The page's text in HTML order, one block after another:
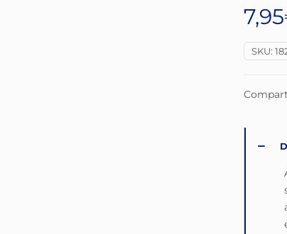
7,95
SKU: